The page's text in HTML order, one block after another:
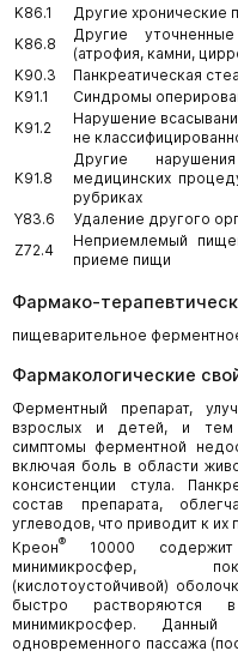
K86.1
Другие хронические
K86.8
Другие
(атрофия, камни,
K90.3
Панкреатическая
K91.1
Синдромы
K91.2
Нарушение
не
K91.8
Другие
медицинских
рубриках
Y83.6
Удаление другого
Z72.4
Неприемлемый
приеме пищи
Фармако-
пищеварительное
Фармакологические
Ферментный препарат,
взрослых и детей, и тем
симптомы ферментной
включая боль в области
консистенции стула.
состав препарата,
углеводов, что приводит к
Креон®
10000
минимикросфер,
(кислотоустойчивой)
быстро растворяются
минимикросфер.
одновременного пассажа